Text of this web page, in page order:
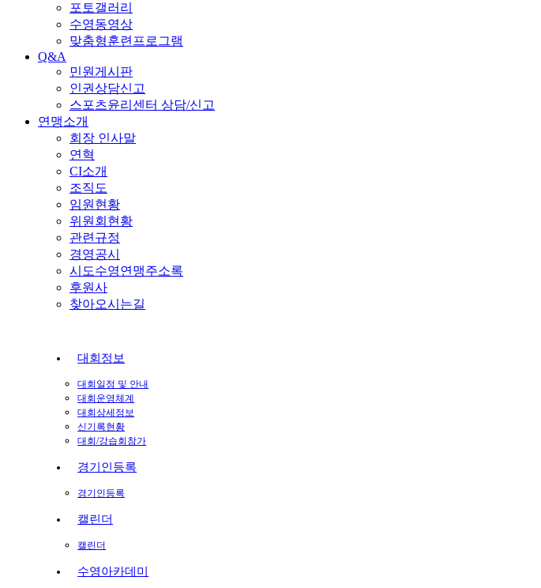
포토갤러리
수영동영상
맞춤형훈련프로그램
Q&A
민원게시판
인권상담신고
스포츠윤리센터 상담/신고
연맹소개
회장 인사말
연혁
CI소개
조직도
임원현황
위원회현황
관련규정
경영공시
시도수영연맹주소록
후원사
찾아오시는길
대회정보
대회일정 및 안내
대회운영체계
대회상세정보
신기록현황
대회/강습회참가
경기인등록
경기인등록
캘린더
캘린더
수영아카데미